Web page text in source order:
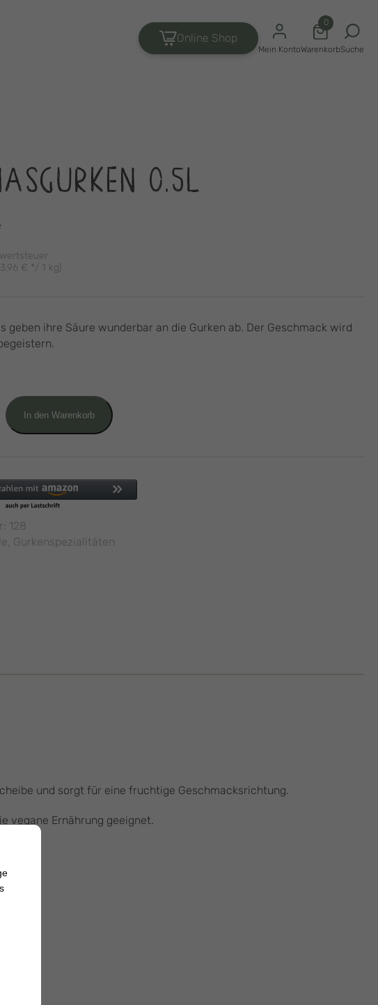
Online Shop
Mein Konto
0
WarenkorbSuche
0,5L
€ */ 1 kg)
geben ihre Säure wunderbar an die Gurken ab. Der Geschmack wird
In den Warenkorb
128
Gurkenspezialitäten
und sorgt für eine fruchtige Geschmacksrichtung.
vegane Ernährung geeignet.